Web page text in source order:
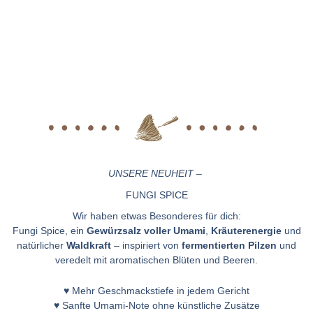
UNSERE NEUHEIT–
FUNGI SPICE
Wir haben etwas Besonderes für dich:
Fungi Spice, ein Gewürzsalz voller Umami, Kräuterenergieund
natürlicher Waldkraft – inspiriert von fermentierten Pilzen und
veredelt mit aromatischen Blüten und Beeren.
♥ Mehr Geschmackstiefe in jedem Gericht
♥ Sanfte Umami-Note ohne künstliche Zusätze